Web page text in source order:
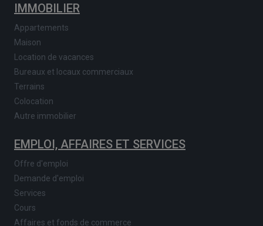
IMMOBILIER
Appartements
Maison
Location de vacances
Bureaux et locaux commerciaux
Terrains
Colocation
Autre immobilier
EMPLOI, AFFAIRES ET SERVICES
Offre d'emploi
Demande d'emploi
Services
Cours
Affaires et fonds de commerce